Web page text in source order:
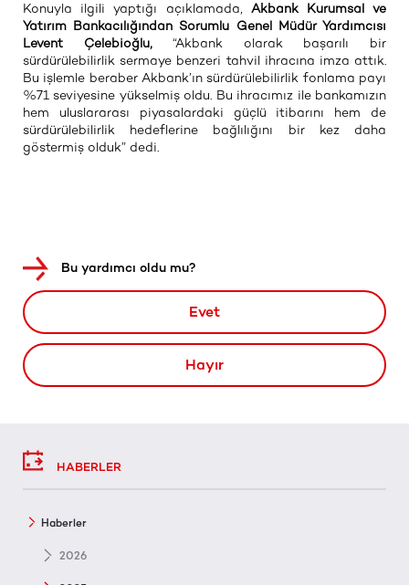
Konuyla ilgili yaptığı açıklamada, Akbank Kurumsal ve
Yatırım Bankacılığından Sorumlu Genel Müdür Yardımcısı
Levent Çelebioğlu,“Akbank olarak başarılı bir
sürdürülebilirlik sermaye benzeri tahvil ihracına imza attık.
Bu işlemle beraber Akbank’ın sürdürülebilirlik fonlama payı
%71 seviyesine yükselmiş oldu. Bu ihracımız ile bankamızın
hem uluslararası piyasalardaki güçlü itibarını hem de
sürdürülebilirlik hedeflerine bağlılığını bir kez daha
göstermiş olduk” dedi.
Bu yardımcı oldu mu?
Evet
Hayır
HABERLER
Haberler
2026